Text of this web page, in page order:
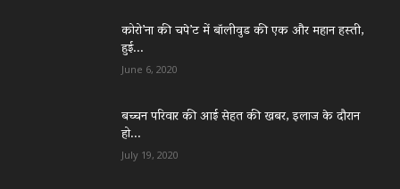
कोरो’ना की चपे’ट में बॉलीवुड की एक और महान हस्ती,
हुई...
June 6, 2020
बच्चन परिवार की आई सेहत की खबर, इलाज के दौरान
हो...
July 19, 2020